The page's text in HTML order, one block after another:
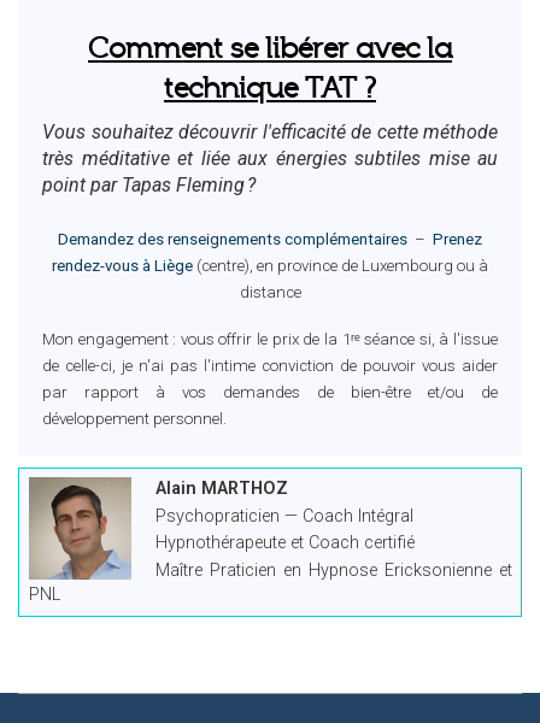
Comment se libérer avec la
technique TAT ?
Vous souhaitez découvrir l'efficacité de cette méthode
très méditative et liée aux énergies subtiles mise au
point par Tapas Fleming ?
Demandez des renseignements complémentaires – Prenez
rendez-vous à Liège (centre), en province de Luxembourg ou à
distance
Mon engagement : vous offrir le prix de la 1ʳᵉ séance si, à l'issue
de celle-ci, je n'ai pas l'intime conviction de pouvoir vous aider
par rapport à vos demandes de bien-être et/ou de
développement personnel.
Alain MARTHOZ
Psychopraticien — Coach Intégral
Hypnothérapeute et Coach certifié
Maître Praticien en Hypnose Ericksonienne et
PNL